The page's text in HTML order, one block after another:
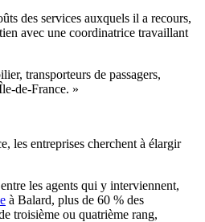
des services auxquels il a recours,
avec une coordinatrice travaillant
transporteurs de passagers,
de-France. »
les entreprises cherchent à élargir
les agents qui y interviennent,
à Balard, plus de 60 % des
troisième ou quatrième rang,